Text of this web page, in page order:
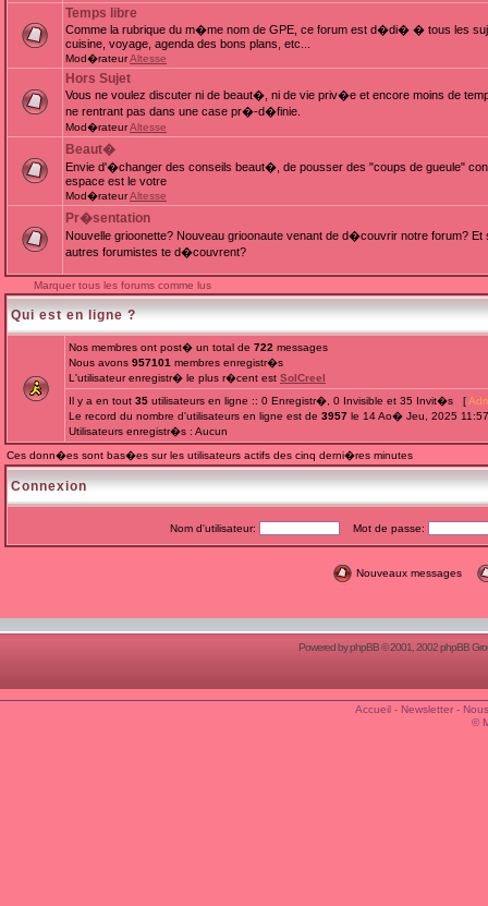
Temps libre
Comme la rubrique du m�me nom de GPE, ce forum est d�di� � tous les
cuisine, voyage, agenda des bons plans, etc...
Mod�rateurAltesse
Hors Sujet
Vous ne voulez discuter ni de beaut�, ni de vie priv�e et encore moins de
ne rentrant pas dans une case pr�-d�finie.
Mod�rateurAltesse
Beaut�
Envie d'�changer des conseils beaut�, de pousser des "coups de gueule"
espace est le votre
Mod�rateurAltesse
Pr�sentation
Nouvelle grioonette? Nouveau grioonaute venant de d�couvrir notre forum?
autres forumistes te d�couvrent?
Marquer tous les forums comme lus
Qui est en ligne ?
Nos membres ont post� un total de 722 messages
Nous avons 957101 membres enregistr�s
L'utilisateur enregistr� le plus r�cent est SolCreel
Il y a en tout 35 utilisateurs en ligne :: 0 Enregistr�, 0 Invisible et 35 Invit�s [
Le record du nombre d'utilisateurs en ligne est de 3957 le 14 Ao� Jeu, 2025
Utilisateurs enregistr�s : Aucun
Ces donn�es sont bas�es sur les utilisateurs actifs des cinq derni�res minutes
Connexion
Nom d'utilisateur: Mot de passe:
Nouveaux messages
Powered byphpBB© 2001, 2002 phpBB
Accueil- Newsletter-
©